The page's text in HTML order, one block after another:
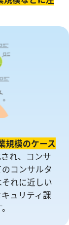
規模のケース
れ、コンサ
コンサルタ
れに近しい
ュリティ課